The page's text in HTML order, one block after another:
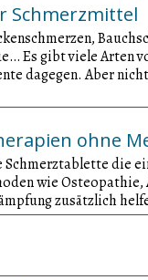
Schmerzmittel
Es gibt viele Arten
dagegen. Aber
ohne
die
wie
zusätzlich